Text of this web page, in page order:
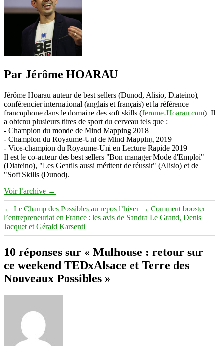
Par Jérôme HOARAU
Jérôme Hoarau auteur de best sellers (Dunod, Alisio, Diateino),
conférencier international (anglais et français) et la référence
francophone dans le domaine des soft skills (Jerome-Hoarau.com). Il
a obtenu plusieurs titres de sport du cerveau tels que :
- Champion du monde de Mind Mapping 2018
- Champion du Royaume-Uni de Mind Mapping 2019
- Vice-champion du Royaume-Uni en Lecture Rapide 2019
Il est le co-auteur des best sellers "Bon manager Mode d'Emploi"
(Diateino), "Les Gentils aussi méritent de réussir" (Alisio) et de
"Soft Skills (Dunod).
Voir l’archive →
← Le Champ des Possibles au repos l’hiver → Comment booster
l’entrepreneuriat en France : les avis de Sandra Le Grand, Denis
Jacquet et Gérald Karsenti
10 réponses sur « Mulhouse : retour sur
ce weekend TEDxAlsace et Terre des
Nouveaux Possibles »